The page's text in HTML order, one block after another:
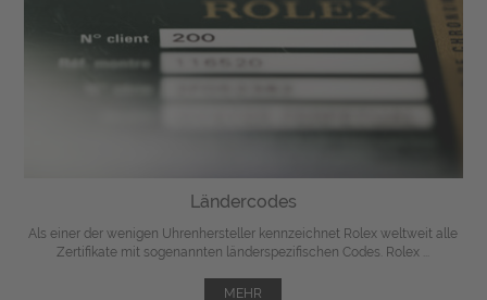
Ländercodes
Als einer der wenigen Uhrenhersteller kennzeichnet Rolex weltweit alle
Zertifikate mit sogenannten länderspezifischen Codes. Rolex ...
MEHR